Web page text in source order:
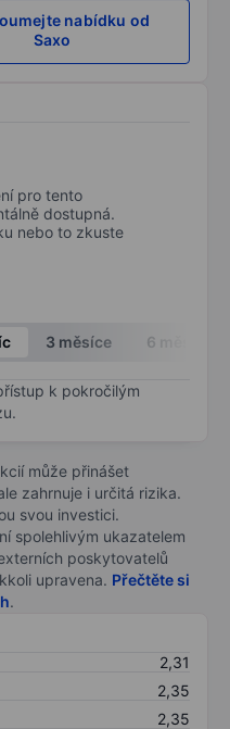
nabídku od
Saxo
pro tento
dostupná.
nebo to zkuste
3 měsíce 6 měsíců
k pokročilým
může přinášet
zahrnuje i určitá rizika.
svou investici.
spolehlivým ukazatelem
poskytovatelů
upravena. Přečtěte si
.
2,31
2,35
2,35